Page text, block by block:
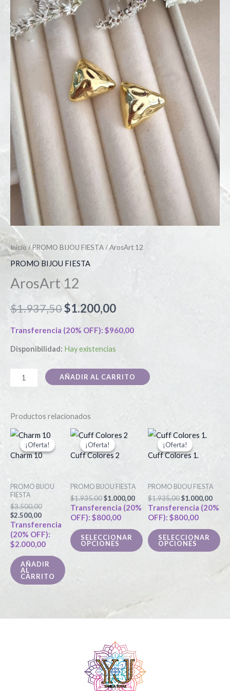
Inicio /PROMO BIJOU FIESTA/ ArosArt 12
PROMO BIJOU FIESTA
ArosArt 12
$1.937,50$1.200,00
Transferencia (20% OFF): $960,00
Disponibilidad: Hay existencias
AÑADIR AL CARRITO
Productos relacionados
¡Oferta!
¡Oferta!
Charm 10
PROMO BIJOU
FIESTA
$3.500,00
El
precio
original
era:
$2.500,00
El
precio
actual
es:
Transferencia
(20% OFF):
$2.000,00
AÑADIR
AL
CARRITO
¡Oferta!
¡Oferta!
Cuff Colores 2
PROMO BIJOU FIESTA
$1.935,00
El
precio
original
era:
$1.000,00
Transferencia (20%
OFF): $800,00
SELECCIONAR
OPCIONES
Este
producto
variantes.
Las
opciones
pueden
¡Oferta!
¡Oferta!
Cuff Colores 1.
PROMO BIJOU FIESTA
$1.935,00
El
precio
original
era:
$1.000,00
Transferencia (20%
OFF): $800,00
SELECCIONAR
OPCIONES
en